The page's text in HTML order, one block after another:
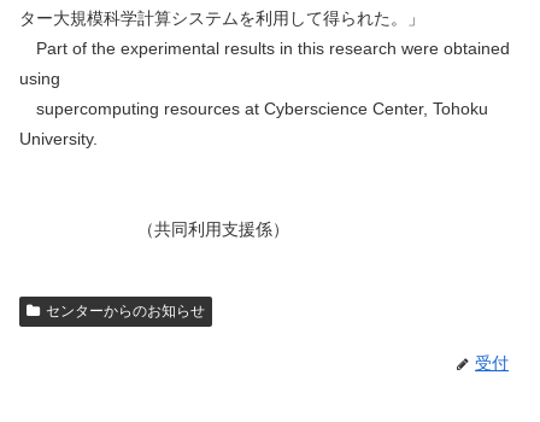
ター大規模科学計算システムを利用して得られた。」
Part of the experimental results in this research were obtained
using
supercomputing resources at Cyberscience Center, Tohoku
University.
（共同利用支援係）
センターからのお知らせ
受付